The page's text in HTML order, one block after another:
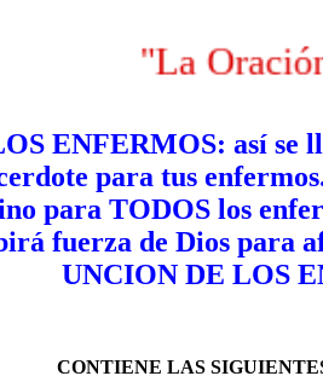
"La Oración
ENFERMOS: así se
para tus
para TODOS los
fuerza de Dios para
UNCION DE LOS
CONTIENE LAS